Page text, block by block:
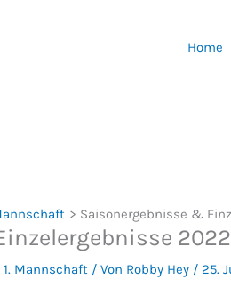
Home
Saisonergebnisse &
2022
1. Mannschaft / Von Robby Hey / 25.